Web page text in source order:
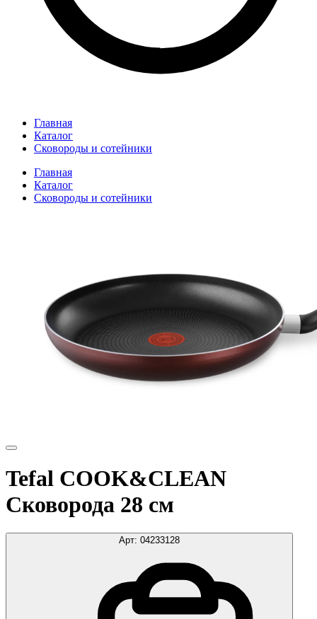
Главная
Каталог
Сковороды и сотейники
Главная
Каталог
Сковороды и сотейники
Tefal COOK&CLEAN
Сковорода 28 см
Арт: 04233128